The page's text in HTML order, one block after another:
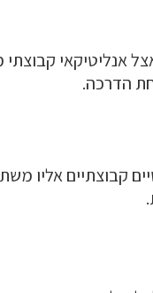
אנליטיקאי קבוצתי
הדרכה.
קבוצתיים אליו